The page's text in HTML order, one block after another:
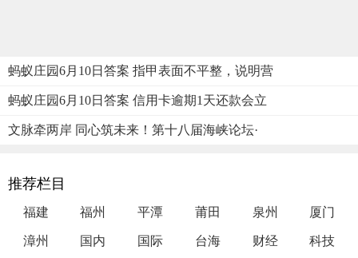
蚂蚁庄园6月10日答案 指甲表面不平整，说明营
蚂蚁庄园6月10日答案 信用卡逾期1天还款会立
文脉牵两岸 同心筑未来！第十八届海峡论坛·
推荐栏目
福建 福州 平潭 莆田 泉州 厦门
漳州 国内 国际 台海 财经 科技